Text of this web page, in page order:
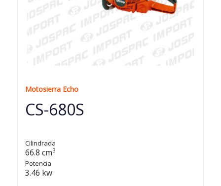
Motosierra Echo
CS-680S
Cilindrada
66.8 cm3
Potencia
3.46 kw